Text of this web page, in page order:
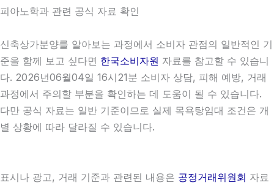
피아노학과 관련 공식 자료 확인
신축상가분양를 알아보는 과정에서 소비자 관점의 일반적인 기
준을 함께 보고 싶다면 한국소비자원 자료를 참고할 수 있습니
다. 2026년06월04일 16시21분 소비자 상담, 피해 예방, 거래
과정에서 주의할 부분을 확인하는 데 도움이 될 수 있습니다.
다만 공식 자료는 일반 기준이므로 실제 목욕탕임대 조건은 개
별 상황에 따라 달라질 수 있습니다.
표시나 광고, 거래 기준과 관련된 내용은 공정거래위원회 자료